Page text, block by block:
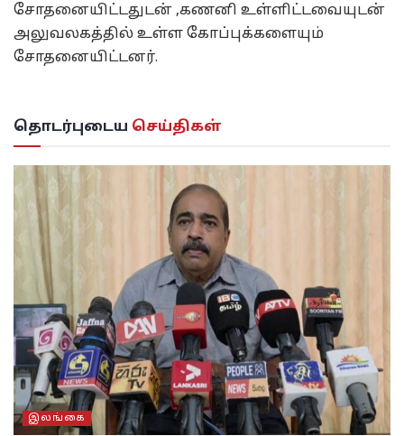
சோதனையிட்டதுடன் ,கணனி உள்ளிட்டவையுடன்
அலுவலகத்தில் உள்ள கோப்புக்களையும்
சோதனையிட்டனர்.
தொடர்புடைய செய்திகள்
இலங்கை